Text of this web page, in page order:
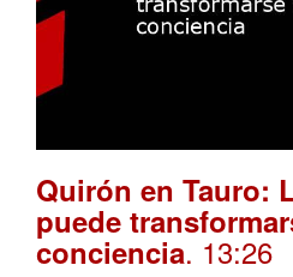
Quirón en Tauro:
puede
conciencia. 13:26